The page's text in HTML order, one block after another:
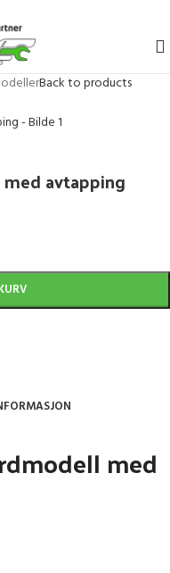
Back to products
avtapping
med